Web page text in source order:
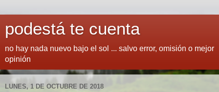
podestá te cuenta
no hay nada nuevo bajo el sol ... salvo error, omisión o mejor
opinión
LUNES, 1 DE OCTUBRE DE 2018